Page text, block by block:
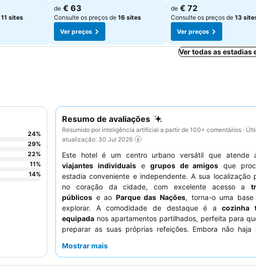
11 sites
de € 63
Consulte os preços de 16 sites
Ver preços
Ver preços
de € 72
Consulte os preços de 13
Ver preços
Ver todas as estadias
Resumo de avaliações
Resumido por inteligência artificial a partir de 100+ comentários ·
atualização: 30 Jul 2026
Este hotel é um centro urbano versátil que atende
viajantes individuaise grupos de amigos que
estadia conveniente e independente. A sua localização
no coração da cidade, com excelente acesso a
públicos e ao Parque das Nações, torna-o uma base
explorar. A comodidade de destaque é acozinha
equipada nos apartamentos partilhados, perfeita para
preparar as suas próprias refeições. Embora não haja
de receção acolhedora e prestável
Mostrar mais
24%
29%
22%
11%
14%